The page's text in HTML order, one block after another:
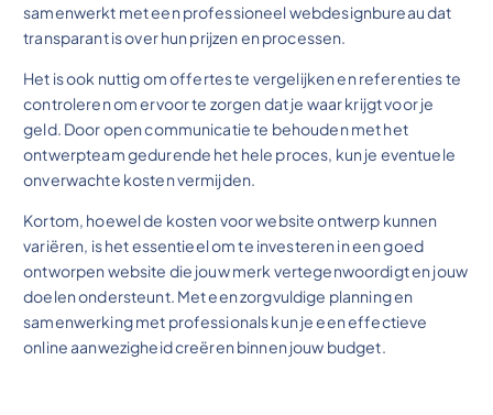
samenwerkt met een professioneel webdesignbureau dat
transparant is over hun prijzen en processen.
Het is ook nuttig om offertes te vergelijken en referenties te
controleren om ervoor te zorgen dat je waar krijgt voor je
geld. Door open communicatie te behouden met het
ontwerpteam gedurende het hele proces, kun je eventuele
onverwachte kosten vermijden.
Kortom, hoewel de kosten voor website ontwerp kunnen
variëren, is het essentieel om te investeren in een goed
ontworpen website die jouw merk vertegenwoordigt en jouw
doelen ondersteunt. Met een zorgvuldige planning en
samenwerking met professionals kun je een effectieve
online aanwezigheid creëren binnen jouw budget.